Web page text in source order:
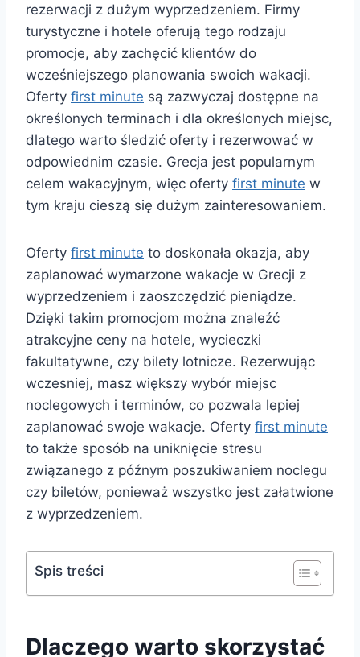
rezerwacji z dużym wyprzedzeniem. Firmy
turystyczne i hotele oferują tego rodzaju
promocje, aby zachęcić klientów do
wcześniejszego planowania swoich wakacji.
Oferty first minute są zazwyczaj dostępne na
określonych terminach i dla określonych miejsc,
dlatego warto śledzić oferty i rezerwować w
odpowiednim czasie. Grecja jest popularnym
celem wakacyjnym, więc oferty first minute w
tym kraju cieszą się dużym zainteresowaniem.
Oferty first minute to doskonała okazja, aby
zaplanować wymarzone wakacje w Grecji z
wyprzedzeniem i zaoszczędzić pieniądze.
Dzięki takim promocjom można znaleźć
atrakcyjne ceny na hotele, wycieczki
fakultatywne, czy bilety lotnicze. Rezerwując
wczesniej, masz większy wybór miejsc
noclegowych i terminów, co pozwala lepiej
zaplanować swoje wakacje. Oferty first minute
to także sposób na uniknięcie stresu
związanego z późnym poszukiwaniem noclegu
czy biletów, ponieważ wszystko jest załatwione
z wyprzedzeniem.
Spis treści
Dlaczego warto skorzystać